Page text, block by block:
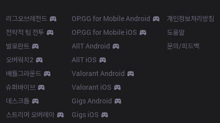
리그오브레전드
전략적 팀 전투
발로란트
오버워치2
배틀그라운드
슈퍼바이브
데스크톱
스트리머 오버레이
OP.GG for Mobile Android
OP.GG for Mobile iOS
AllT Android
AllT iOS
Valorant Android
Valorant iOS
Gigs Android
Gigs iOS
개인정보처리방침
도움말
문의/피드백